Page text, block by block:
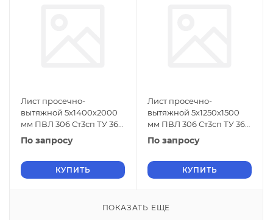
Лист просечно-
вытяжной 5х1400х2000
мм ПВЛ 306 Ст3сп ТУ 36-
26.11-5-89
По запросу
КУПИТЬ
Лист просечно-
вытяжной 5х1250х1500
мм ПВЛ 306 Ст3сп ТУ 36-
26.11-5-89
По запросу
КУПИТЬ
ПОКАЗАТЬ ЕЩЕ